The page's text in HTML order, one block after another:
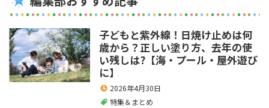
子どもと紫外線！日焼け止めは何
歳から？正しい塗り方、去年の使
い残しは?【海・プール・屋外遊び
に】
2026年4月30日
特集＆まとめ